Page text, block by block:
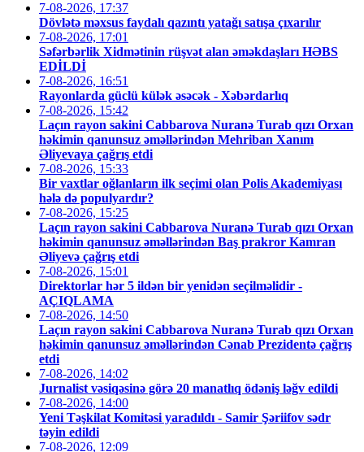
7-08-2026, 17:37
Dövlətə məxsus faydalı qazıntı yatağı satışa çıxarılır
7-08-2026, 17:01
Səfərbərlik Xidmətinin rüşvət alan əməkdaşları HƏBS
EDİLDİ
7-08-2026, 16:51
Rayonlarda güclü külək əsəcək - Xəbərdarlıq
7-08-2026, 15:42
Laçın rayon sakini Cabbarova Nuranə Turab qızı Orxan
həkimin qanunsuz əməllərindən Mehriban Xanım
Əliyevaya çağrış etdi
7-08-2026, 15:33
Bir vaxtlar oğlanların ilk seçimi olan Polis Akademiyası
hələ də populyardır?
7-08-2026, 15:25
Laçın rayon sakini Cabbarova Nuranə Turab qızı Orxan
həkimin qanunsuz əməllərindən Baş prakror Kamran
Əliyevə çağrış etdi
7-08-2026, 15:01
Direktorlar hər 5 ildən bir yenidən seçilməlidir -
AÇIQLAMA
7-08-2026, 14:50
Laçın rayon sakini Cabbarova Nuranə Turab qızı Orxan
həkimin qanunsuz əməllərindən Cənab Prezidentə çağrış
etdi
7-08-2026, 14:02
Jurnalist vəsiqəsinə görə 20 manatlıq ödəniş ləğv edildi
7-08-2026, 14:00
Yeni Təşkilat Komitəsi yaradıldı - Samir Şəriifov sədr
təyin edildi
7-08-2026, 12:09